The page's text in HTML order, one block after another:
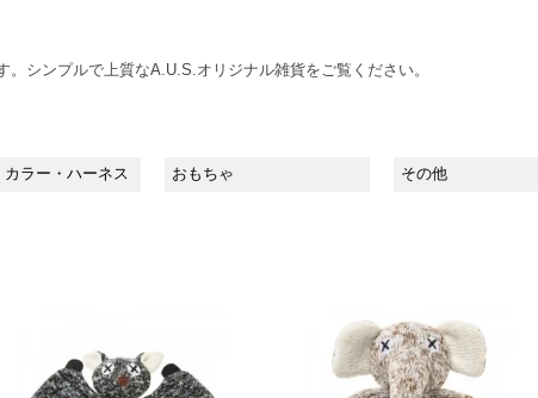
シンプルで上質なA.U.S.オリジナル雑貨をご覧ください。
カラー・ハーネス おもちゃ その他